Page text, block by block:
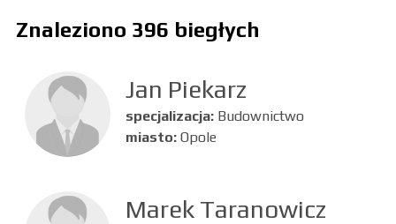
Znaleziono 396 biegłych
Jan Piekarz
specjalizacja: Budownictwo
miasto: Opole
Marek Taranowicz